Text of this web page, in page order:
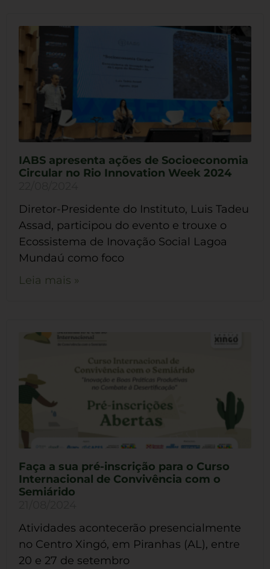
IABS apresenta ações de Socioeconomia
Circular no Rio Innovation Week 2024
Diretor-Presidente do Instituto, Luis Tadeu
Assad, participou do evento e trouxe o
Ecossistema de Inovação Social Lagoa
Mundaú como foco
Leia mais »
Faça a sua pré-inscrição para o Curso
Internacional de Convivência com o
Semiárido
Atividades acontecerão presencialmente
no Centro Xingó, em Piranhas (AL), entre
20 e 27 de setembro